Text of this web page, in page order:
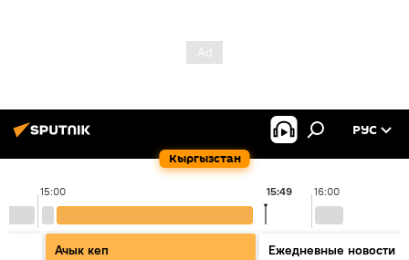
Кыргызстан
РУС
15:00 16:00
15:49
Ачык кеп
Ежедневные новости